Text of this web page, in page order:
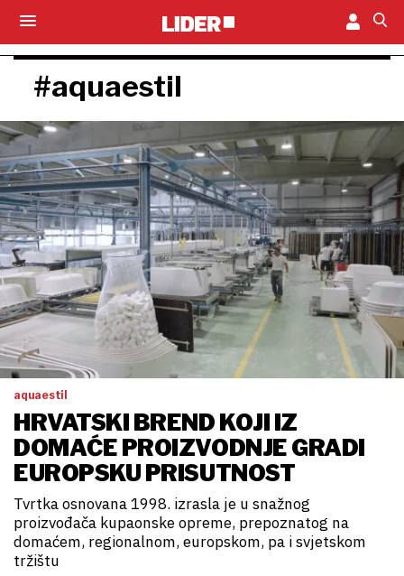
#aquaestil
aquaestil
HRVATSKI BREND KOJI IZ
DOMAĆE PROIZVODNJE GRADI
EUROPSKU PRISUTNOST
Tvrtka osnovana 1998. izrasla je u snažnog
proizvođača kupaonske opreme, prepoznatog na
domaćem, regionalnom, europskom, pa i svjetskom
tržištu